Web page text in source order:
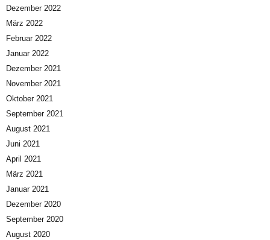
Dezember 2022
März 2022
Februar 2022
Januar 2022
Dezember 2021
November 2021
Oktober 2021
September 2021
August 2021
Juni 2021
April 2021
März 2021
Januar 2021
Dezember 2020
September 2020
August 2020